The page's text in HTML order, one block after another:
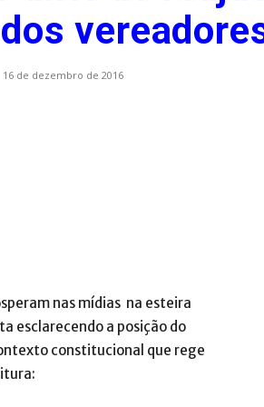
16 de dezembro de 2016
nas mídias na esteira
esclarecendo a posição do
constitucional que rege